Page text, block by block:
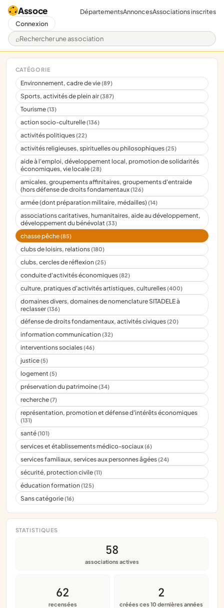
Assoce
Rechercher une association
DépartementsAnnoncesAssociations inscrites
Connexion
CATÉGORIE
Environnement, cadre de vie(89)
Sports, activités de plein air(387)
Tourisme(13)
action socio-culturelle(136)
activités politiques(22)
activités religieuses, spirituelles ou philosophiques(25)
aide à l'emploi, développement local, promotion de solidarités
économiques, vie locale(28)
amicales, groupements affinitaires, groupements d'entraide
(hors défense de droits fondamentaux(126)
armée (dont préparation militaire, médailles)(14)
associations caritatives, humanitaires, aide au développement,
développement du bénévolat(33)
chasse pêche(85)
clubs de loisirs, relations(180)
clubs, cercles de réflexion(25)
conduite d'activités économiques(82)
culture, pratiques d'activités artistiques, culturelles(400)
domaines divers, domaines de nomenclature SITADELE à
reclasser(136)
défense de droits fondamentaux, activités civiques(20)
information communication(32)
interventions sociales(46)
justice(5)
logement(5)
préservation du patrimoine(34)
recherche(7)
représentation, promotion et défense d'intérêts économiques
(131)
santé(101)
services et établissements médico-sociaux(6)
services familiaux, services aux personnes âgées(24)
sécurité, protection civile(11)
éducation formation(125)
Sans catégorie(16)
STATISTIQUES
58
associations actives
62
recensées
2
créées ces 10 dernières années